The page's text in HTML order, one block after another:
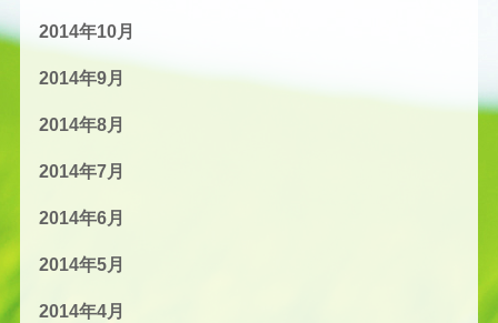
2014年10月
2014年9月
2014年8月
2014年7月
2014年6月
2014年5月
2014年4月